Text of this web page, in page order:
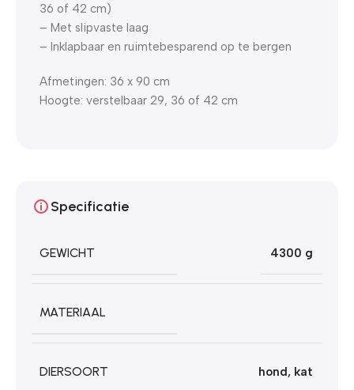
36 of 42 cm)
– Met slipvaste laag
– Inklapbaar en ruimtebesparend op te bergen
Afmetingen: 36 x 90 cm
Hoogte: verstelbaar 29, 36 of 42 cm
Specificatie
GEWICHT 4300 g
MATERIAAL
DIERSOORT hond, kat